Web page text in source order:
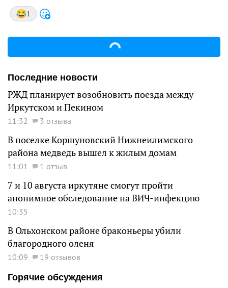
1
Последние новости
РЖД планирует возобновить поезда между
Иркутском и Пекином
11:32 3 отзыва
В поселке Коршуновский Нижнеилимского
района медведь вышел к жилым домам
11:01 1 отзыв
7 и 10 августа иркутяне смогут пройти
анонимное обследование на ВИЧ-инфекцию
10:35
В Ольхонском районе браконьеры убили
благородного оленя
10:09
19 отзывов
Горячие обсуждения